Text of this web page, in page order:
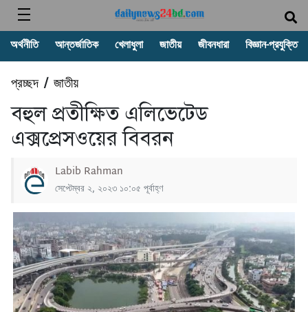
অর্থনীতি আন্তর্জাতিক খেলাধুলা জাতীয় জীবনধারা বিজ্ঞান-প্রযুক্তি
প্রচ্ছদ/ জাতীয়
বহুল প্রতীক্ষিত এলিভেটেড
এক্সপ্রেসওয়ের বিবরন
Labib Rahman
সেপ্টেম্বর ২, ২০২৩ ১০:০৫ পূর্বাহ্ণ